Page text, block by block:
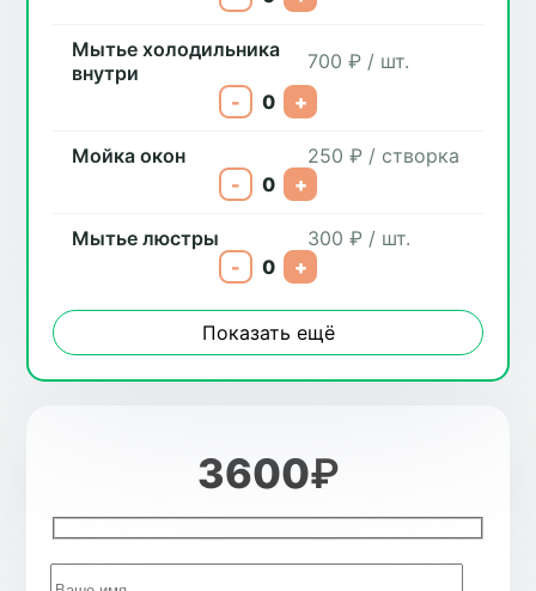
Мытье холодильника
внутри
700 ₽ / шт.
-
0 +
Мойка окон
250 ₽ / створка
-
0 +
Мытье люстры
300 ₽ / шт.
-
0 +
Показать ещё
3600₽